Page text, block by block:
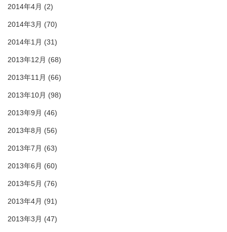
2014年4月 (2)
2014年3月 (70)
2014年1月 (31)
2013年12月 (68)
2013年11月 (66)
2013年10月 (98)
2013年9月 (46)
2013年8月 (56)
2013年7月 (63)
2013年6月 (60)
2013年5月 (76)
2013年4月 (91)
2013年3月 (47)